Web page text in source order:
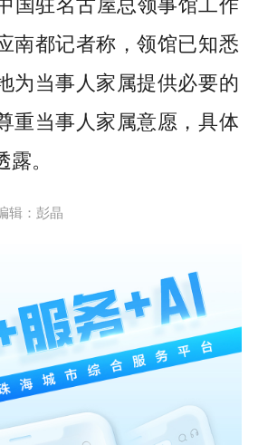
国驻名古屋总领事馆工作
南都记者称，领馆已知悉
为当事人家属提供必要的
重当事人家属意愿，具体
。
辑：彭晶